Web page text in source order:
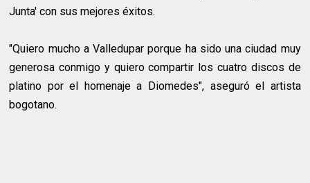
Junta' con sus mejores éxitos.
"Quiero mucho a Valledupar porque ha sido una ciudad muy
generosa conmigo y quiero compartir los cuatro discos de
platino por el homenaje a Diomedes", aseguró el artista
bogotano.